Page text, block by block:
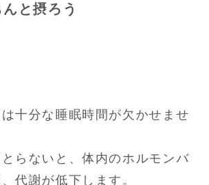
と摂ろう
十分な睡眠時間が欠かせませ
らないと、体内のホルモンバ
代謝が低下します。